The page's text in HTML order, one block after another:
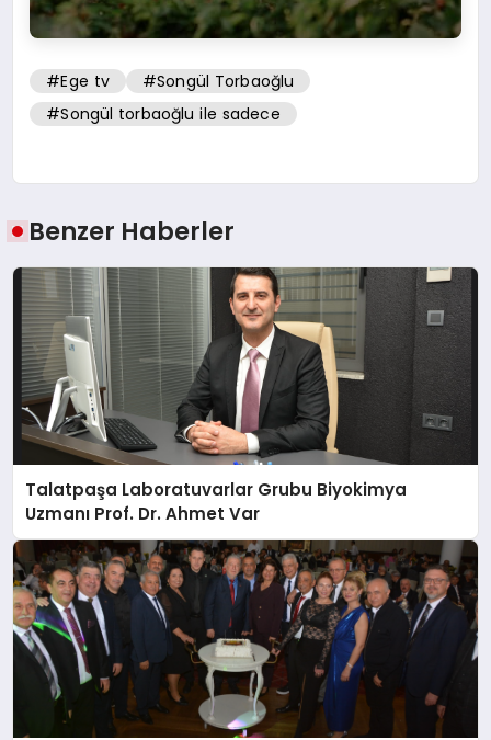
#Ege tv
#Songül Torbaoğlu
#Songül torbaoğlu ile sadece
Benzer Haberler
Talatpaşa Laboratuvarlar Grubu Biyokimya
Uzmanı Prof. Dr. Ahmet Var